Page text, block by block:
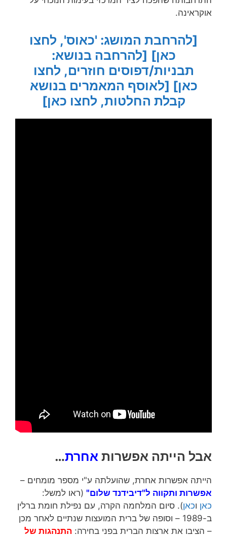
אוקראינה.
[להרחבת המושג: 'כאוס', לחצו
כאן] [להרחבה בנושא:
תבניות/דפוסים חוזרים, לחצו
כאן] [לאוסף המאמרים בנושא
קבלת החלטות, לחצו כאן]
אבל הייתה אפשרות אחרת…
הייתה אפשרות אחרת, שהועלתה ע"י מספר מומחים –
אפשרות ותקווה ל"דיבידנד שלום" (ראו למשל:
כאן וכאן). סיום המלחמה הקרה, עם נפילת חומת ברלין
ב-1989 – וסופה של ברית המועצות שנתיים לאחר מכן
– הציבו את ארצות הברית בפני בחירה: התנהגות של